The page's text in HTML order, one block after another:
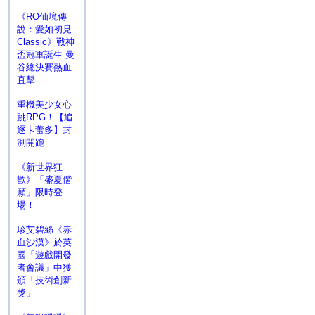
《RO仙境傳
說：愛如初見
Classic》戰神
盃冠軍誕生 曼
谷總決賽熱血
直擊
重機美少女心
跳RPG！【追
逐卡蕾多】封
測開跑
《新世界狂
歡》「盛夏偕
願」限時登
場！
珍艾碧絲《赤
血沙漠》於英
國「遊戲開發
者會議」中獲
頒「技術創新
獎」